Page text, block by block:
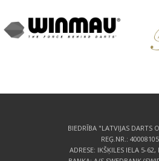
BIEDRĪBA "LATVIJAS DARTS
REĢ.NR.:
ADRESE: IKŠĶILES IELA 5-